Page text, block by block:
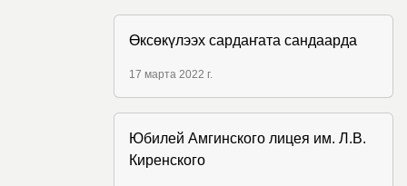
Өксөкүлээх cардаҥата сандаарда
17 марта 2022 г.
Юбилей Амгинского лицея им. Л.В.
Киренского